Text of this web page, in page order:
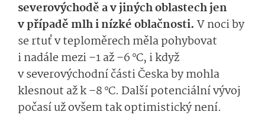
severovýchodě a v jiných oblastech jen
v případě mlh i nízké oblačnosti. V noci by
se rtuť v teploměrech měla pohybovat
i nadále mezi –1 až –6 °C, i když
v severovýchodní části Česka by mohla
klesnout až k –8 °C. Další potenciální vývoj
počasí už ovšem tak optimistický není.